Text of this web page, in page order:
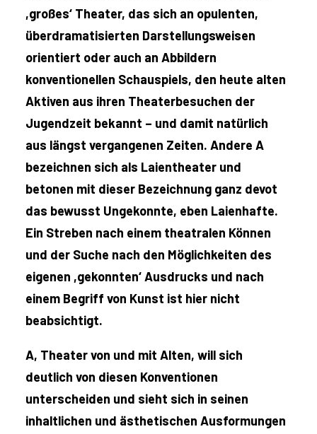
,großes‘ Theater, das sich an opulenten,
überdramatisierten Darstellungsweisen
orientiert oder auch an Abbildern
konventionellen Schauspiels, den heute alten
Aktiven aus ihren Theaterbesuchen der
Jugendzeit bekannt – und damit natürlich
aus längst vergangenen Zeiten. Andere A
bezeichnen sich als Laientheater und
betonen mit dieser Bezeichnung ganz devot
das bewusst Ungekonnte, eben Laienhafte.
Ein Streben nach einem theatralen Können
und der Suche nach den Möglichkeiten des
eigenen ,gekonnten‘ Ausdrucks und nach
einem Begriff von Kunst ist hier nicht
beabsichtigt.
A, Theater von und mit Alten, will sich
deutlich von diesen Konventionen
unterscheiden und sieht sich in seinen
inhaltlichen und ästhetischen Ausformungen